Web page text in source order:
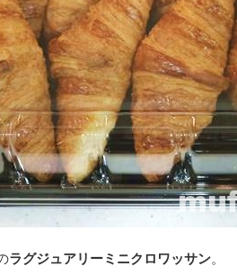
ラグジュアリーミニクロワッサン。